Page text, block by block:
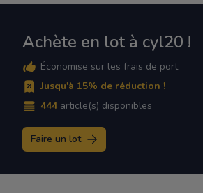
Achète en lot à cyl20 !
Économise sur les frais de port
Jusqu'à 15% de réduction !
444 article(s) disponibles
Faire un lot